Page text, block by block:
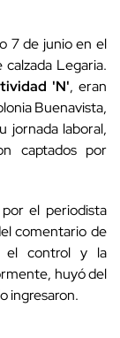
7 de junio en el
Legaria.
'N', eran
Buenavista,
jornada laboral,
captados por
el periodista
comentario de
el control y la
huyó del
ingresaron.